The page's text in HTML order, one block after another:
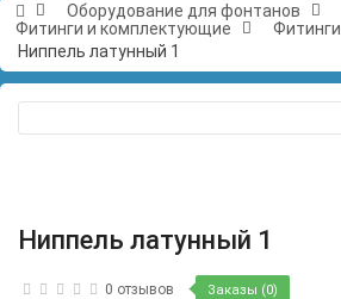
Оборудование для фонтанов
Фитинги и комплектующие
Фитинги
Ниппель латунный 1
Ниппель латунный 1
0 отзывов Заказы (0)